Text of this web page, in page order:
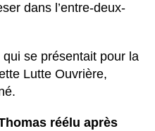
dans l’entre-deux-
qui se présentait pour la
Lutte Ouvrière,
réélu après